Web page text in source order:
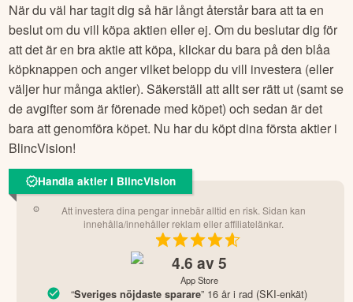
När du väl har tagit dig så här långt återstår bara att ta en
beslut om du vill köpa aktien eller ej. Om du beslutar dig för
att det är en bra aktie att köpa, klickar du bara på den blåa
köpknappen och anger vilket belopp du vill investera (eller
väljer hur många aktier). Säkerställ att allt ser rätt ut (samt se
de avgifter som är förenade med köpet) och sedan är det
bara att genomföra köpet. Nu har du köpt dina första aktier i
BlincVision!
Handla aktier i BlincVision
Att investera dina pengar innebär alltid en risk. Sidan kan
innehålla/innehåller reklam eller affiliatelänkar.
4.6 av 5
App Store
“Sveriges nöjdaste sparare” 16 år i rad (SKI-enkät)